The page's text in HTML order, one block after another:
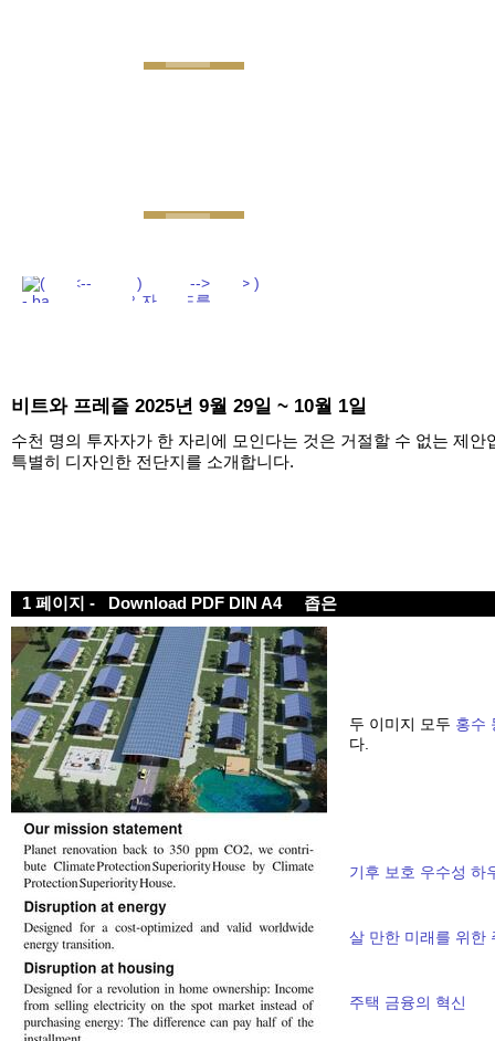
비트와 프레즐 2025년 9월 29일 ~ 10월 1일
수천 명의 투자자가 한 자리에 모인다는 것은 거절할 수 없는 제안
특별히 디자인한 전단지를 소개합니다.
1 페이지 - Download PDF DIN A4 좁은
두 이미지 모두 홍수
다.
기후 보호 우수성 하
살 만한 미래를 위한
주택 금융의 혁신